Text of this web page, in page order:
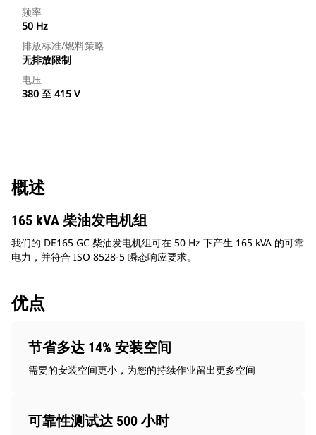
频率
50 Hz
排放标准/燃料策略
无排放限制
电压
380 至 415 V
概述
165 kVA 柴油发电机组
我们的 DE165 GC 柴油发电机组可在 50 Hz 下产生 165 kVA 的可靠
电力，并符合 ISO 8528-5 瞬态响应要求。
优点
节省多达 14% 安装空间
需要的安装空间更小，为您的持续作业留出更多空间
可靠性测试达 500 小时